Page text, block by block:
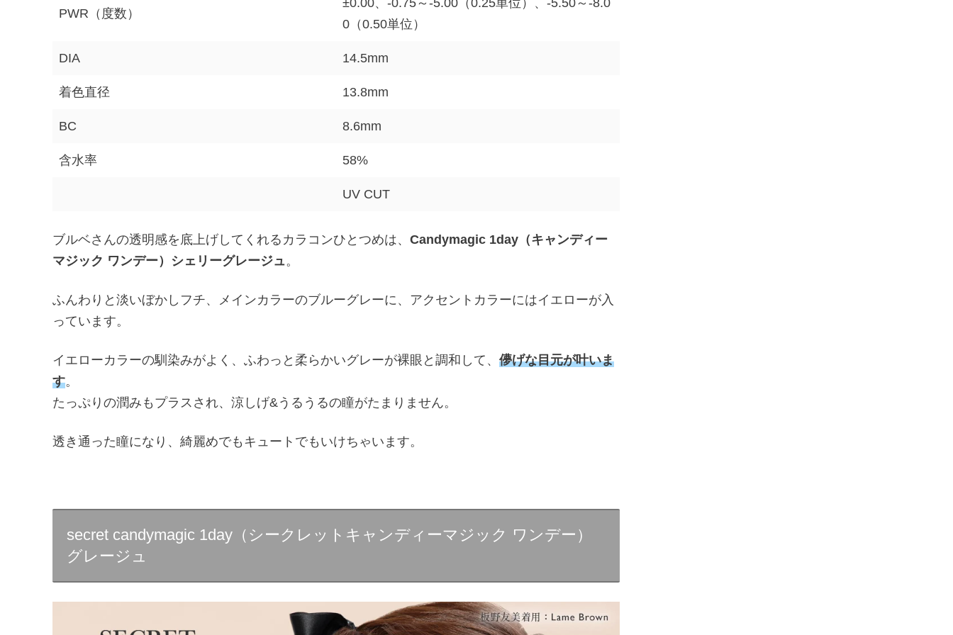
PWR（度数）
±0.00、-0.75～-5.00（0.25単位）、-5.50～-8.0
0（0.50単位）
DIA 14.5mm
着色直径 13.8mm
BC 8.6mm
含水率 58%
UV CUT
ブルベさんの透明感を底上げしてくれるカラコンひとつめは、 Candymagic 1day（キャンディー
マジック ワンデー）シェリーグレージュ。
ふんわりと淡いぼかしフチ、メインカラーのブルーグレーに、アクセントカラーにはイエローが入
っています。
イエローカラーの馴染みがよく、ふわっと柔らかいグレーが裸眼と調和して、 儚げな目元が叶いま
す。
たっぷりの潤みもプラスされ、涼しげ&うるうるの瞳がたまりません。
透き通った瞳になり、綺麗めでもキュートでもいけちゃいます。
secret candymagic 1day（シークレットキャンディーマジック ワンデー）
グレージュ